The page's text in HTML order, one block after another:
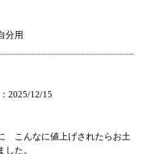
分用
2025/12/15
こんなに値上げされたらお土
た。